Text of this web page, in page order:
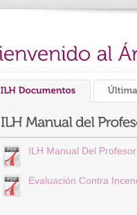
ILH Manual Del Profesor
Evaluación Contra